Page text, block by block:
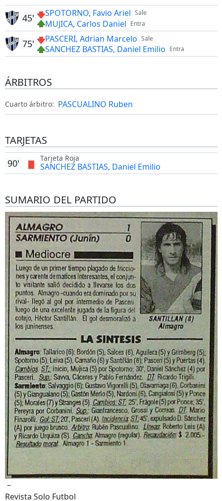
Sale
SPOTORNO, Favio Ariel
Entra
MUJICA, Carlos Daniel
45'
Sale
PASCERI, Adrian Marcelo
Entra
SANCHEZ BASTIAS, Daniel Emilio
75'
ÁRBITROS
Cuarto árbitro: PASCUALINO Ruben
TARJETAS
Tarjeta Roja
SANCHEZ BASTIAS, Daniel Emilio
90'
SUMARIO DEL PARTIDO
–
Revista Solo Futbol